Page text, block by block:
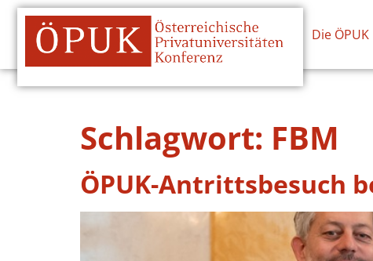
Die ÖPUK
Schlagwort: FBM
ÖPUK-Antrittsbesuch